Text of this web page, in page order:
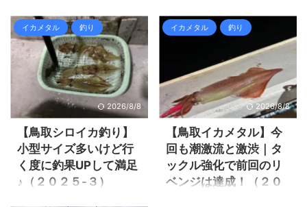
なもんだろうかな！？ それで
は釣行の様子を見て行きまし
ょう。 鳥取シロイカ釣り腕の
悪さで釣果を伸ばせな
い・・・ 今回は恒例のイタッ
チさんとま ...
しめました。 それでは釣行の
様子を見て行きましょう。 鳥
取シロイカ釣りシーズン序盤
で数が少ない・・・ 今回はミ
ッチーさんに誘われて、イタ
ッチさんと３人で行く事に ...
２０２５年はシロイカ釣りに
デビューする為、大金を掛け
てタックルを揃えて、行く度
に釣果は増えて腕も結構上が
って来た感じは有ります。 ま
だまだ釣れそうですが、流石
に今回が今シーズンラスト釣
行と決めて、シロイカ仲間４
人集合で行ってみました。 遊
漁船をどこにしようか色々と
悩んで、今回初めての「真生
丸」さんにお世話になりまし
く暇が沢山有るので、またま
た鳥取のシロイカ釣り予約を
入れました。 今回は「釣りバ
カ丸」さんにお世話になりま
した。 釣りバカ丸 運悪く当日
は雨予報で嫌な感じですが、
問題無く出港出来ました。 釣
果は厳しい中、後半にエギと
釣り方がハマったのか連チャ
ンモードに入り竿頭ゲット♪ そ
れでは釣行の様子を見て行き
ましょう。 鳥取シロイカ釣り
イカメタル 釣り
2026/8/8
【鳥取シロイカ釣り】
小型サイズ多いけど行
く度に釣果UPして満足
♪（２０２５-３）
イカメタル 釣り
2026/8/8
【鳥取イカメタル】今
回も潮激流と激渋｜タ
ックル強化で前回のリ
ベンジは達成！（２０